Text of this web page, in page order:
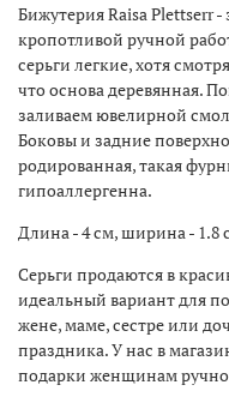
Бижутерия Raisa Plettserr -
кропотливой ручной
серьги легкие, хотя
что основа деревянная.
заливаем ювелирной
Боковы и задние
родированная, такая
гипоаллергенна.
Длина - 4 см, ширина - 1.8
Серьги продаются в
идеальный вариант для
жене, маме, сестре или
праздника. У нас в
подарки женщинам